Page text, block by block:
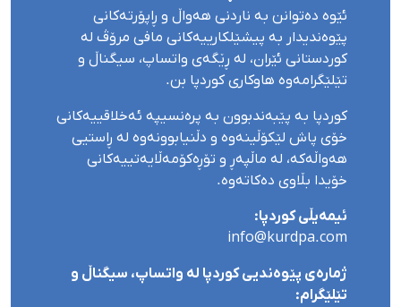
ئێوە دەتوانن بە ناردنی هەواڵ و ڕاپۆرتەکانی
پێوەندیدار بە پیشێلکارییەکانی مافی مرۆڤ لە
کوردستانی ئێران، لە ڕێگەی واتساپ، سیگناڵ و
تێلێگرامەوە هاوکاری کوردپا بن.
کوردپا بە پێبەندبوون بە پرەنسیپە ئەخلاقییەکانی
خۆی پاش لێکۆڵینەوە و دڵنیابوونەوە لە ڕاستیی
هەواڵەکە، لە ماڵپەڕ و تۆڕەکۆمەڵایەتییەکانی
خۆیدا بڵاوی دەکاتەوە.
ئیمەیڵی کوردپا:
info@kurdpa.com
ژمارەی پێوەندیی کوردپا لە واتساپ، سیگناڵ و
تێلێگرام: